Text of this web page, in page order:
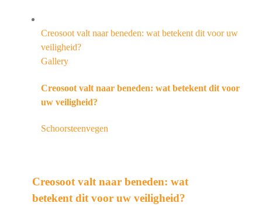
Creosoot valt naar beneden: wat betekent dit voor uw
veiligheid?
Gallery
Creosoot valt naar beneden: wat betekent dit voor
uw veiligheid?
Schoorsteenvegen
Creosoot valt naar beneden: wat
betekent dit voor uw veiligheid?